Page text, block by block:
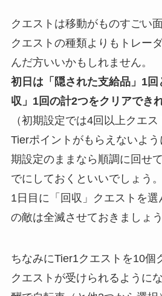
クエストは移動がものすごい
クエストの種類よりもトレー
んだ方いいかもしれません。
初日は「隠された支給品」1回
収」1回の計2つをクリアでき
（初期設定では4回以上クエ
Tierポイントがもらえないよ
期設定のままなら順調に回せ
でにしておくといいでしょう。
1日目に「回収」クエストを
の敵は全滅させておきましょ
ちなみにTier1クエストを10個
クエストが受けられるように